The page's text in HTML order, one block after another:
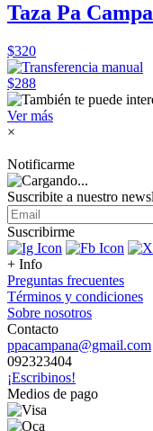
Taza Pa
$320
$288
Ver más
×
Notificarme
Suscribite a nuestro
Suscribirme
+ Info
Preguntas frecuentes
Términos y condiciones
Sobre nosotros
Contacto
ppacampana@gmail.com
092323404
¡Escribinos!
Medios de pago